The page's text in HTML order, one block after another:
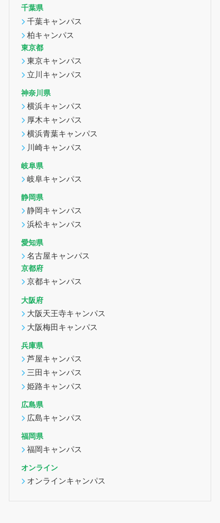
千葉県
千葉キャンパス
柏キャンパス
東京都
東京キャンパス
立川キャンパス
神奈川県
横浜キャンパス
厚木キャンパス
横浜青葉キャンパス
川崎キャンパス
岐阜県
岐阜キャンパス
静岡県
静岡キャンパス
浜松キャンパス
愛知県
名古屋キャンパス
京都府
京都キャンパス
大阪府
大阪天王寺キャンパス
大阪梅田キャンパス
兵庫県
芦屋キャンパス
三田キャンパス
姫路キャンパス
広島県
広島キャンパス
福岡県
福岡キャンパス
オンライン
オンラインキャンパス